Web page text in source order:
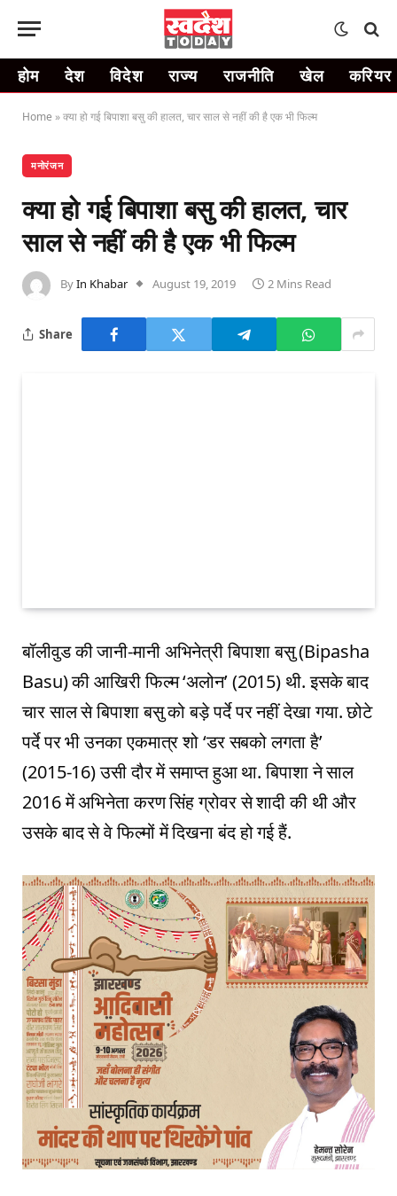
होम देश विदेश राज्य राजनीति खेल करियर
Home »क्या हो गई बिपाशा बसु की हालत, चार साल से नहीं की है एक भी फिल्म
मनोरंजन
क्या हो गई बिपाशा बसु की हालत, चार
साल से नहीं की है एक भी फिल्म
ByIn Khabar August 19, 2019 2 Mins Read
Share
बॉलीवुड की जानी-मानी अभिनेत्री बिपाशा बसु (Bipasha
Basu) की आखिरी फिल्म ‘अलोन’ (2015) थी. इसके बाद
चार साल से बिपाशा बसु को बड़े पर्दे पर नहीं देखा गया. छोटे
पर्दे पर भी उनका एकमात्र शो ‘डर सबको लगता है’
(2015-16) उसी दौर में समाप्त हुआ था. बिपाशा ने साल
2016 में अभिनेता करण सिंह ग्रोवर से शादी की थी और
उसके बाद से वे फिल्मों में दिखना बंद हो गई हैं.